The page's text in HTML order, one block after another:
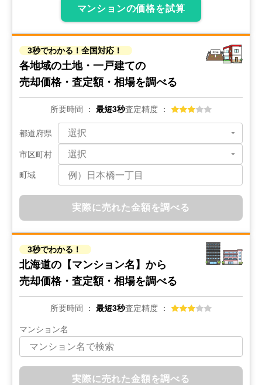
1,000 2022年9月
北海道札幌市南区藤野一条六丁目
状態:更地 土地面積:271
100万円
北海道札幌市南区簾舞
更地 土地面積:378㎡
300万円
北海道札幌市南区藤野二条十丁目
状態:更地 土地面積:391
2,800 万円
北海道札幌市豊平区西岡二条四丁目
土地面積: 230
マンションの価格を試算
3秒でわかる！全国対応！
各地域の土地・一戸建ての
売却価格・査定額・相場を調べる
所要時間 最短3秒査定精度
都道府県
市区町村
町域
実際に売れた金額を調べる
3秒でわかる！
北海道の 【マンション名】から
売却価格・査定額・相場を調べる
所要時間 最短3秒査定精度
マンション名
実際に売れた金額を調べる